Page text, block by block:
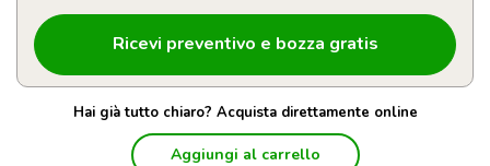
Hai già tutto chiaro? Acquista direttamente online
Aggiungi al carrello